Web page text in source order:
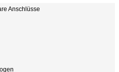
Anschlüsse